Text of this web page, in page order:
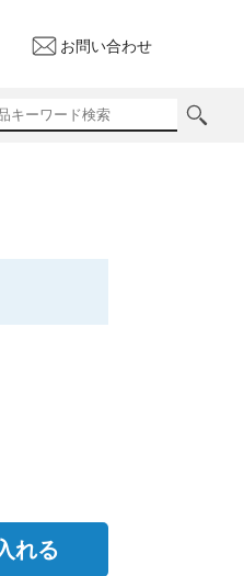
お問い合わせ